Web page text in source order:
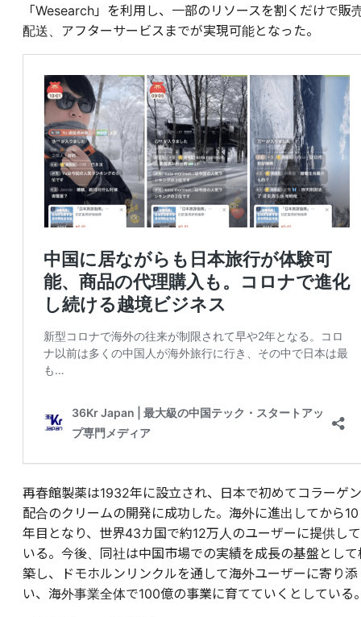
「Wesearch」を利用し、一部のリソースを割くだけで販
配送、アフターサービスまでが実現可能となった。
再春館製薬は1932年に設立され、日本で初めてコラーゲン
配合のクリームの開発に成功した。海外に進出してから10
年目となり、世界43カ国で約12万人のユーザーに提供して
いる。今後、同社は中国市場での実績を成長の基盤として
築し、ドモホルンリンクルを通して海外ユーザーに寄り添
い、海外事業全体で100億の事業に育てていくとしている